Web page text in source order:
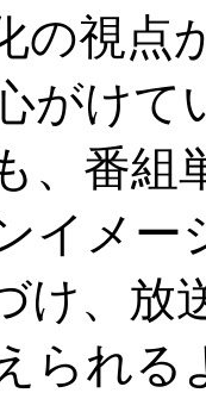
の視点
がけて
、番組
イメー
け、放
られる